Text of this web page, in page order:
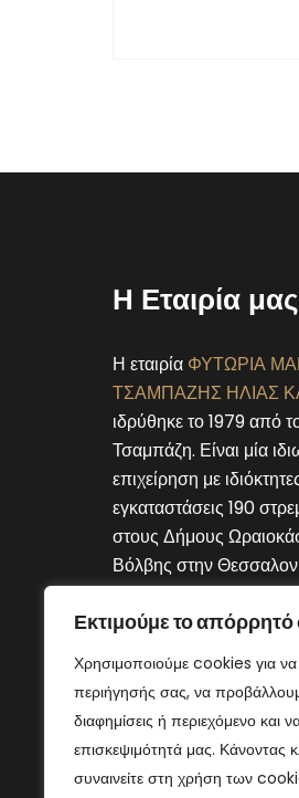
Εκτιμούμε το
Χρησιμοποιούμε cookies για να
περιήγησής σας, να
διαφημίσεις ή περιεχόμενο και
επισκεψιμότητά μας.
συναινείτε στη χρήση των
Η Εταιρία μας
Η εταιρία ΦΥΤΩΡΙΑ
ΤΣΑΜΠΑΖΗΣ ΗΛΙΑΣ
ιδρύθηκε το 1979 από
Τσαμπάζη. Είναι μία
επιχείρηση με
εγκαταστάσεις 190
στους Δήμους
Βόλβης στην
στον Δήμο Μουριών
Κιλκίς.
Connect With Us